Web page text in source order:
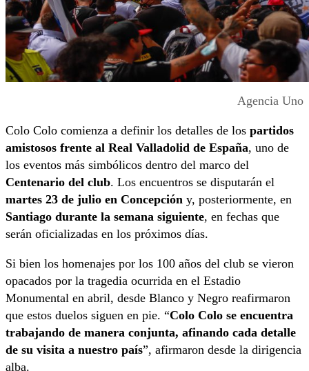
Agencia Uno
Colo Colo comienza a definir los detalles de los partidos
amistosos frente al Real Valladolid de España, uno de
los eventos más simbólicos dentro del marco del
Centenario del club. Los encuentros se disputarán el
martes 23 de julio en Concepción y, posteriormente, en
Santiago durante la semana siguiente, en fechas que
serán oficializadas en los próximos días.
Si bien los homenajes por los 100 años del club se vieron
opacados por la tragedia ocurrida en el Estadio
Monumental en abril, desde Blanco y Negro reafirmaron
que estos duelos siguen en pie. “Colo Colo se encuentra
trabajando de manera conjunta, afinando cada detalle
de su visita a nuestro país”, afirmaron desde la dirigencia
alba.